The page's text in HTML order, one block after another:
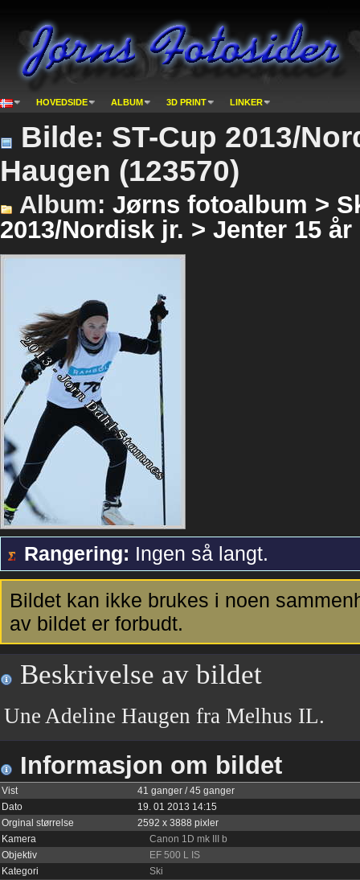
HOVEDSIDE ALBUM 3D PRINT LINKER
Bilde: ST-Cup 2013/
Haugen (123570)
Album: Jørns fotoalbum >
2013/Nordisk jr. > Jenter 15
Rangering: Ingen så langt.
Bildet kan ikke brukes i noen
av bildet er forbudt.
Beskrivelse av bildet
Une Adeline Haugen fra Melhus IL.
Informasjon om bildet
Vist
41 ganger / 45 ganger
Dato
19. 01 2013 14:15
Orginal størrelse
2592 x 3888 pixler
Kamera
Canon 1D mk III b
Objektiv
EF 500 L IS
Kategori
Ski